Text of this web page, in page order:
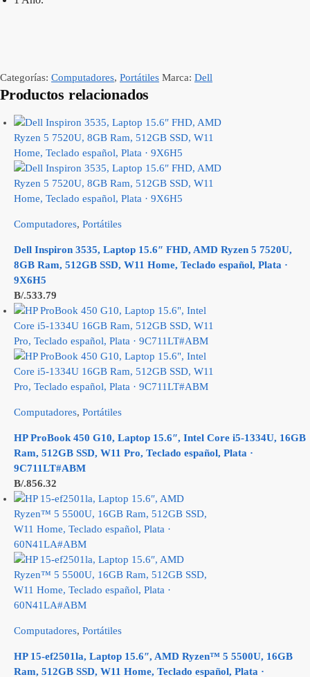
Categorías: Computadores, Portátiles Marca: Dell
Productos relacionados
Computadores, Portátiles
Dell Inspiron 3535, Laptop 15.6″ FHD, AMD Ryzen 5 7520U,
8GB Ram, 512GB SSD, W11 Home, Teclado español, Plata ·
9X6H5
B/.533.79
Computadores, Portátiles
HP ProBook 450 G10, Laptop 15.6″, Intel Core i5-1334U, 16GB
Ram, 512GB SSD, W11 Pro, Teclado español, Plata ·
9C711LT#ABM
B/.856.32
Computadores, Portátiles
HP 15-ef2501la, Laptop 15.6″, AMD Ryzen™ 5 5500U, 16GB
Ram, 512GB SSD, W11 Home, Teclado español, Plata ·